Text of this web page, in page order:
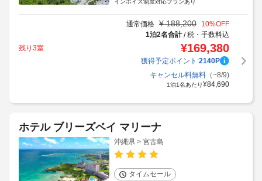
インボイス制度対応プランあり
通常価格 ¥ 188,200 10%OFF
1泊2名合計/税・手数料込
残り3室
¥169,380
獲得予定ポイント:2140P
キャンセル料無料（~8/9)
1泊1名あたり¥84,690
ホテル ブリーズベイ マリーナ
沖縄県 > 宮古島
タイムセール